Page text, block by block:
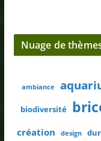
Nuage de
ambiance
biodiversité
création design